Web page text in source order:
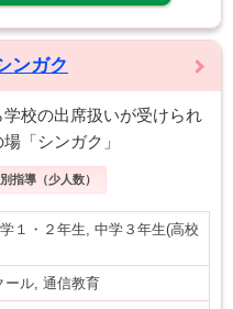
ンガク
学校の出席扱いが受けられ
「シンガク」
指導（少人数）
１・２年生, 中学３年生(高校
ール, 通信教育